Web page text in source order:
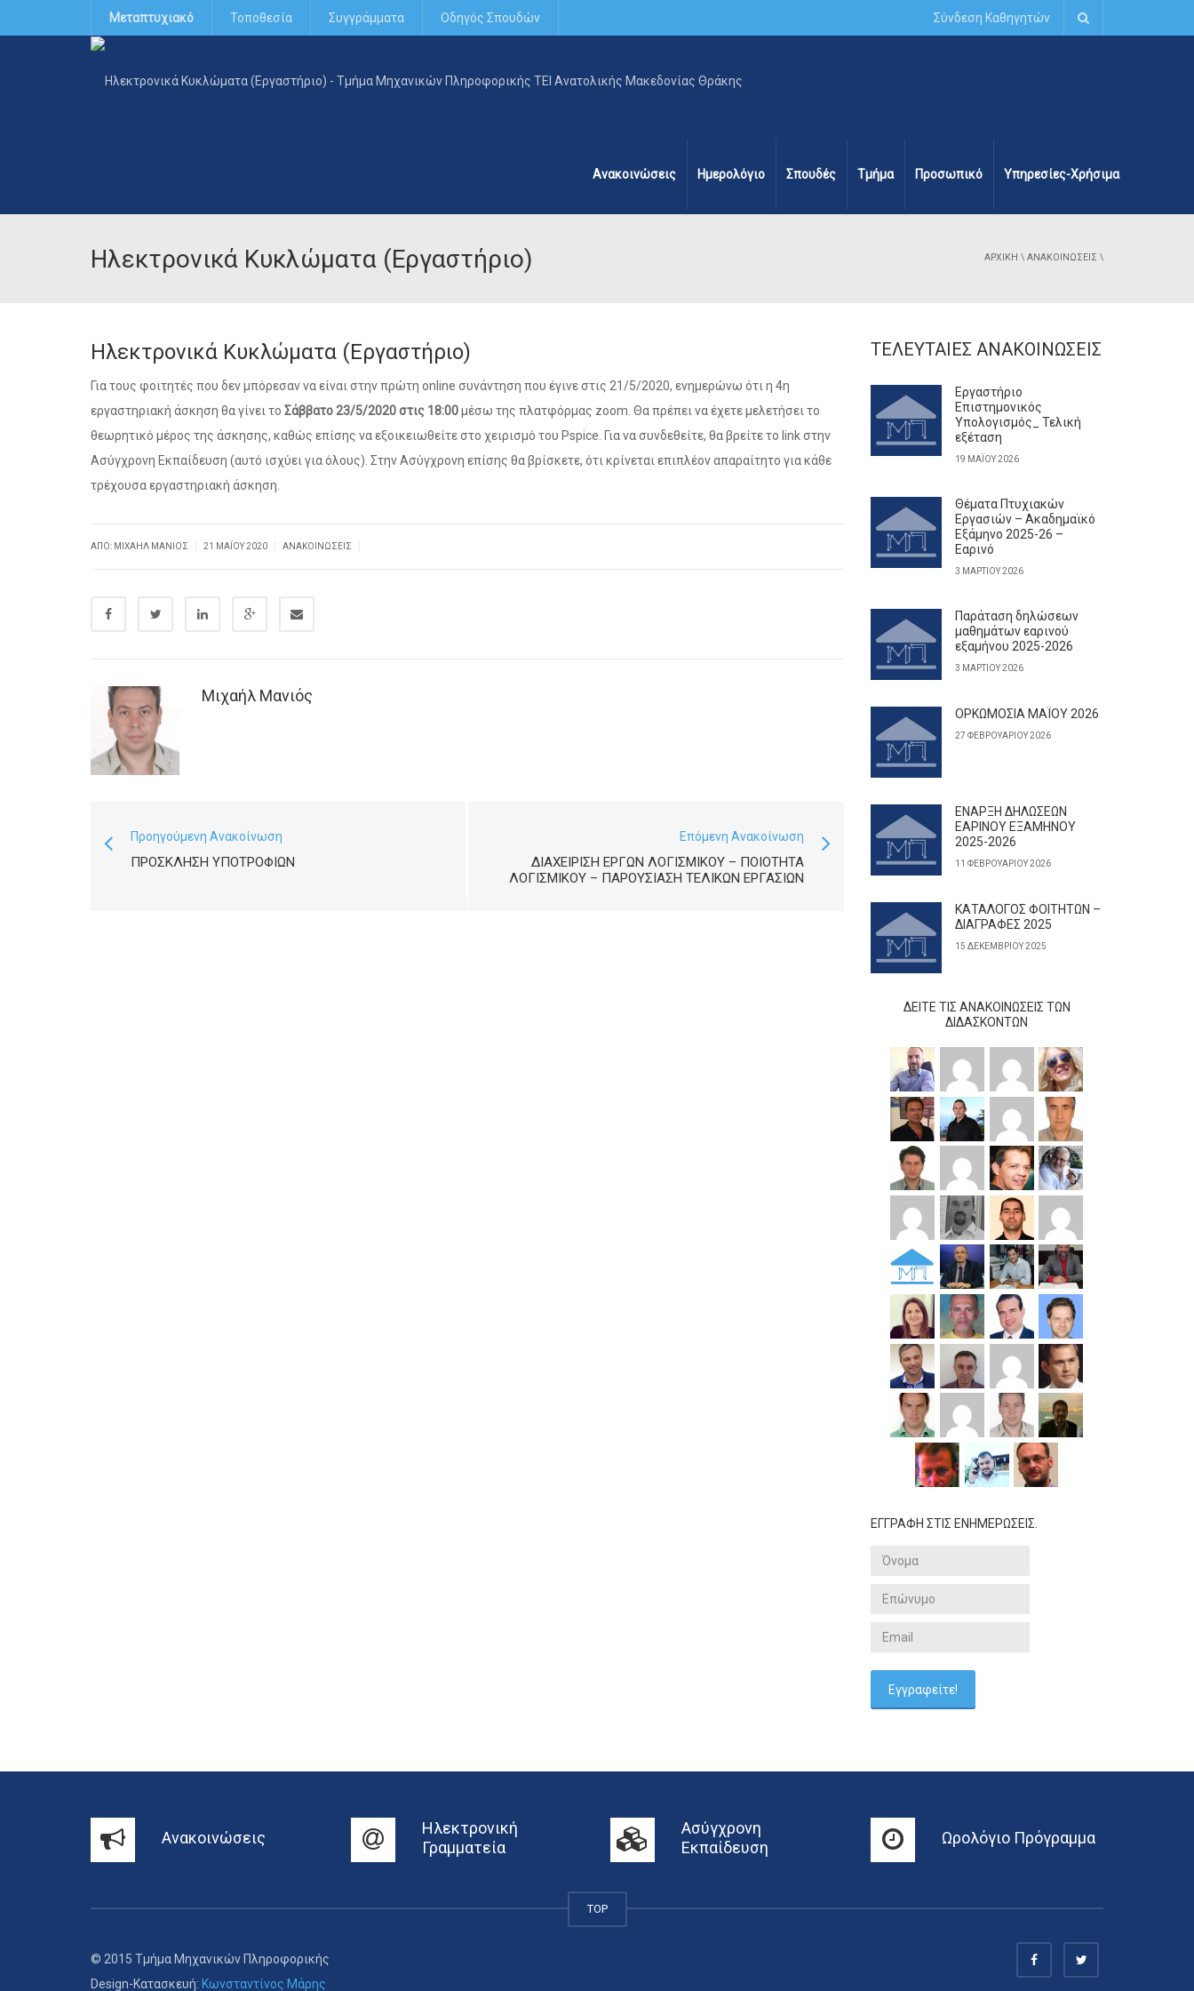
Μεταπτυχιακό Τοποθεσία Συγγράμματα Οδηγός Σπουδών Σύνδεση Καθηγητών
Ανακοινώσεις Ημερολόγιο Σπουδές Τμήμα Προσωπικό Υπηρεσίες-Χρήσιμα
Ηλεκτρονικά Κυκλώματα (Εργαστήριο) ΑΡΧΙΚΉ \ ΑΝΑΚΟΙΝΏΣΕΙΣ \
Ηλεκτρονικά Κυκλώματα (Εργαστήριο)
Για τους φοιτητές που δεν μπόρεσαν να είναι στην πρώτη online συνάντηση που έγινε στις 21/5/2020, ενημερώνω ότι η 4η
εργαστηριακή άσκηση θα γίνει το Σάββατο 23/5/2020 στις 18:00μέσω της πλατφόρμας zoom. Θα πρέπει να έχετε μελετήσει το
θεωρητικό μέρος της άσκησης, καθώς επίσης να εξοικειωθείτε στο χειρισμό του Pspice. Για να συνδεθείτε, θα βρείτε το link στην
Ασύγχρονη Εκπαίδευση (αυτό ισχύει για όλους). Στην Ασύγχρονη επίσης θα βρίσκετε, ότι κρίνεται επιπλέον απαραίτητο για κάθε
τρέχουσα εργαστηριακή άσκηση.
ΑΠΌ: ΜΙΧΑΉΛ ΜΑΝΙΌΣ 21 ΜΑΪ́ΟΥ 2020 ΑΝΑΚΟΙΝΏΣΕΙΣ
Μιχαήλ Μανιός
Προηγούμενη Ανακοίνωση
ΠΡΟΣΚΛΗΣΗ ΥΠΟΤΡΟΦΙΩΝ
Επόμενη Ανακοίνωση
ΔΙΑΧΕΙΡΙΣΗ ΕΡΓΩΝ ΛΟΓΙΣΜΙΚΟΥ – ΠΟΙΟΤΗΤΑ
ΛΟΓΙΣΜΙΚΟΥ – ΠΑΡΟΥΣΙΑΣΗ ΤΕΛΙΚΩΝ ΕΡΓΑΣΙΩΝ
ΤΕΛΕΥΤΑΊΕΣ ΑΝΑΚΟΙΝΏΣΕΙΣ
Εργαστήριο
Επιστημονικός
Υπολογισμός_ Τελική
εξέταση
19 ΜΑΪ́ΟΥ 2026
Θέματα Πτυχιακών
Εργασιών – Ακαδημαϊκό
Εξάμηνο 2025-26 –
Εαρινό
3 ΜΑΡΤΊΟΥ 2026
Παράταση δηλώσεων
μαθημάτων εαρινού
εξαμήνου 2025-2026
3 ΜΑΡΤΊΟΥ 2026
ΟΡΚΩΜΟΣΙΑ ΜΑΪΟΥ 2026
27 ΦΕΒΡΟΥΑΡΊΟΥ 2026
ΕΝΑΡΞΗ ΔΗΛΩΣΕΩΝ
ΕΑΡΙΝΟΥ ΕΞΑΜΗΝΟΥ
2025-2026
11 ΦΕΒΡΟΥΑΡΊΟΥ 2026
ΚΑΤΑΛΟΓΟΣ ΦΟΙΤΗΤΩΝ –
ΔΙΑΓΡΑΦΕΣ 2025
15 ΔΕΚΕΜΒΡΊΟΥ 2025
ΔΕΊΤΕ ΤΙΣ ΑΝΑΚΟΙΝΏΣΕΙΣ ΤΩΝ
ΔΙΔΆΣΚΟΝΤΩΝ
ΕΓΓΡΑΦΗ ΣΤΙΣ ΕΝΗΜΕΡΩΣΕΙΣ.
Ανακοινώσεις
Ηλεκτρονική
Γραμματεία
Ασύγχρονη
Εκπαίδευση
Ωρολόγιο Πρόγραμμα
TOP
© 2015 Τμήμα Μηχανικών Πληροφορικής
Design-Κατασκευή: Κωνσταντίνος Μάρης